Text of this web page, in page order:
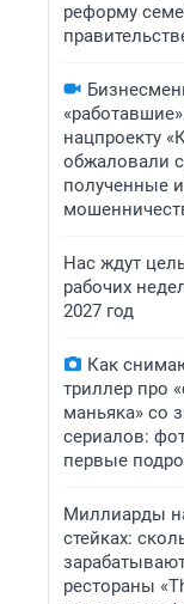
реформу
нацпроекту
обжаловали
полученные
Нас ждут
рабочих
2027 год
Как
триллер про
маньяка» со
сериалов:
первые
Миллиарды
стейках:
рестораны